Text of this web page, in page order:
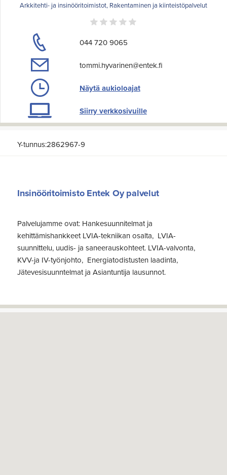
Arkkitehti- ja insinööritoimistot, Rakentaminen ja kiinteistöpalvelut
044 720 9065
tommi.hyvarinen@entek.fi
Näytä aukioloajat
Siirry verkkosivuille
Y-tunnus:2862967-9
Insinööritoimisto Entek Oy palvelut
Palvelujamme ovat: Hankesuunnitelmat ja
kehittämishankkeet LVIA-tekniikan osalta, LVIA-
suunnittelu, uudis- ja saneerauskohteet. LVIA-valvonta,
KVV-ja IV-työnjohto, Energiatodistusten laadinta,
Jätevesisuunntelmat ja Asiantuntija lausunnot.